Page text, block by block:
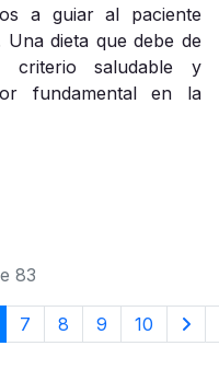
a guiar al paciente
dieta que debe de
criterio saludable y
fundamental en la
83
7 8 9 10